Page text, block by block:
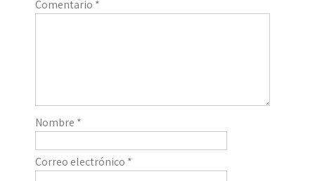
Comentario *
Nombre *
Correo electrónico *